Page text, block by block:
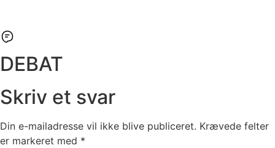
DEBAT
Skriv et svar
Din e-mailadresse vil ikke blive publiceret. Krævede felter
er markeret med *